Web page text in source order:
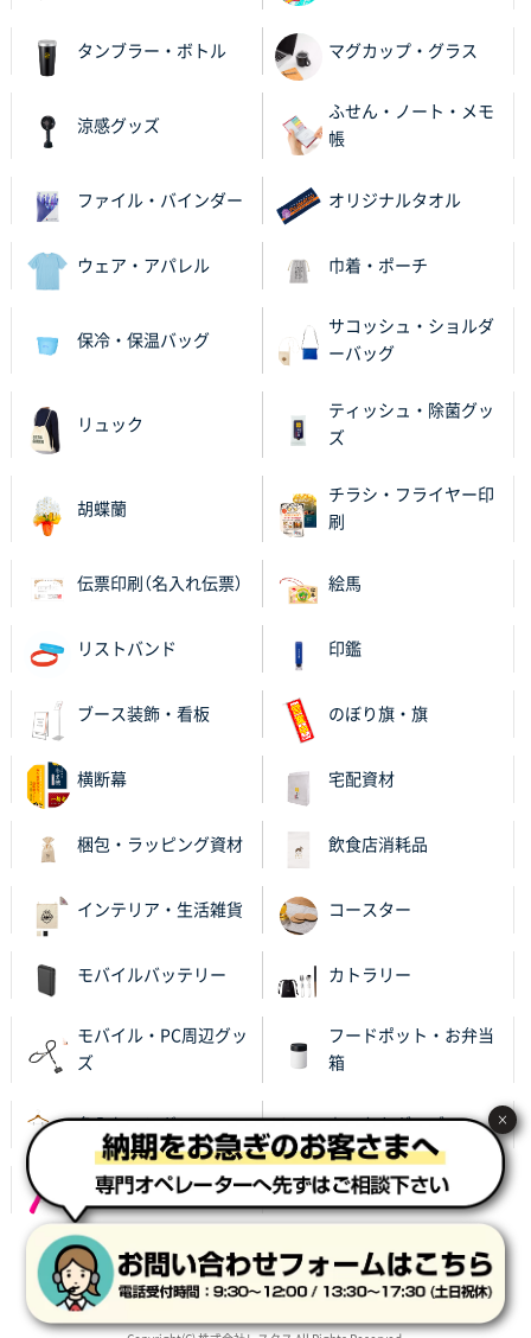
タンブラー・ボトル マグカップ・グラス
涼感グッズ
ふせん・ノート・メモ
帳
ファイル・バインダー オリジナルタオル
ウェア・アパレル 巾着・ポーチ
保冷・保温バッグ
サコッシュ・ショルダ
ーバッグ
リュック
ティッシュ・除菌グッ
ズ
胡蝶蘭
チラシ・フライヤー印
刷
伝票印刷（名入れ伝票） 絵馬
リストバンド 印鑑
ブース装飾・看板 のぼり旗・旗
横断幕 宅配資材
梱包・ラッピング資材 飲食店消耗品
インテリア・生活雑貨 コースター
モバイルバッテリー カトラリー
モバイル・PC周辺グッ
ズ
フードポット・お弁当
箱
名入れハンガー あったかグッズ
レイングッズ
サイト利用規約 プライバシーポリシー
会社概要
特定商取引に基づく表記
×